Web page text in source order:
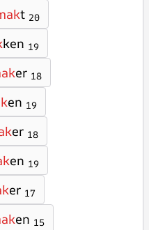
t 20
ken 19
er 18
en 19
er 18
en 19
er 17
en 15